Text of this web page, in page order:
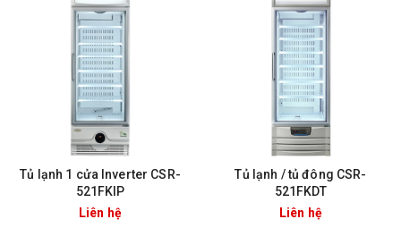
Tủ lạnh 1 cửa Inverter CSR-
521FKIP
Liên hệ
Tủ lạnh / tủ đông CSR-
521FKDT
Liên hệ